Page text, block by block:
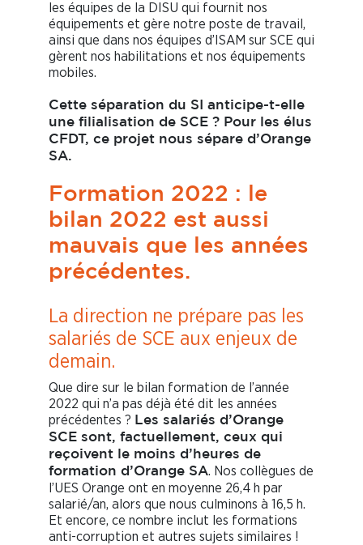
les équipes de la DISU qui fournit nos
équipements et gère notre poste de travail,
ainsi que dans nos équipes d’ISAM sur SCE qui
gèrent nos habilitations et nos équipements
mobiles.
Cette séparation du SI anticipe-t-elle
une filialisation de SCE ? Pour les élus
CFDT, ce projet nous sépare d’Orange
SA.
Formation 2022 : le
bilan 2022 est aussi
mauvais que les années
précédentes.
La direction ne prépare pas les
salariés de SCE aux enjeux de
demain.
Que dire sur le bilan formation de l’année
2022 qui n’a pas déjà été dit les années
précédentes ? Les salariés d’Orange
SCE sont, factuellement, ceux qui
reçoivent le moins d’heures de
formation d’Orange SA. Nos collègues de
l’UES Orange ont en moyenne 26,4 h par
salarié/an, alors que nous culminons à 16,5 h.
Et encore, ce nombre inclut les formations
anti-corruption et autres sujets similaires !